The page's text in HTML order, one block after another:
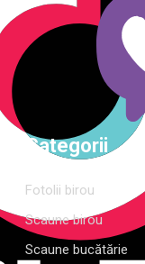
Categorii
Fotolii birou
Scaune birou
Scaune bucătărie